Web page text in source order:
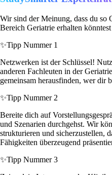
Wir sind der Meinung, dass du
Bereich Geriatrie erhalten könntest
✨Tipp Nummer 1
Netzwerken ist der Schlüssel!
anderen Fachleuten in der
gemeinsam herausfinden, wer dir
✨Tipp Nummer 2
Bereite dich auf
und Szenarien durchgehst. Wir
strukturieren und sicherzustellen,
Fähigkeiten überzeugend
✨Tipp Nummer 3